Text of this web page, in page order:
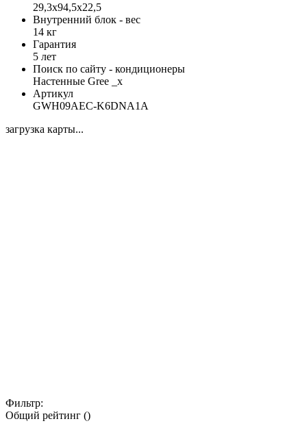
29,3х94,5х22,5
Внутренний блок - вес
14 кг
Гарантия
5 лет
Поиск по сайту - кондиционеры
Настенные Gree _x
Артикул
GWH09AEC-K6DNA1A
загрузка карты...
Фильтр:
Общий рейтинг ()